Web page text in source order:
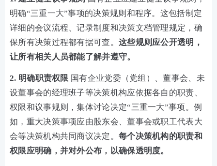
明确“三重一大”事项的决策规则和程序。这包括制定
详细的会议流程、记录制度和决策文档管理规定，确
保所有决策过程都有据可查。 这些规则应公开透明，
让所有相关人员都能了解并遵守。
2. 明确职责权限 国有企业党委（党组）、董事会、未
设董事会的经理班子等决策机构应依据各自的职责、
权限和议事规则，集体讨论决定“三重一大”事项。例
如，重大决策事项应由股东会、董事会或职工代表大
会等决策机构共同商议决定。 每个决策机构的职责和
权限应明确，并对外公布，以确保透明度。